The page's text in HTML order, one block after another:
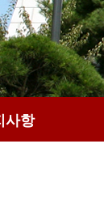
사항